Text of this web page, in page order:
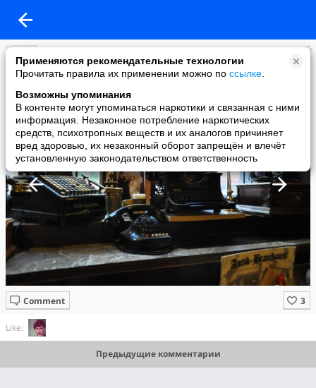
Применяются рекомендательные технологии
Прочитать правила их применении можно по ссылке
Возможны упоминания
В контенте могут упоминаться наркотики и связанная с ними
информация. Незаконное потребление наркотических
средств, психотропных веществ и их аналогов причиняет
вред здоровью, их незаконный оборот запрещён и влечёт
установленную законодательством ответственность
ASTOR Eynsh
added a photo
02 Feb в 02:33
Comment
Like:
Предыдущие комментарии